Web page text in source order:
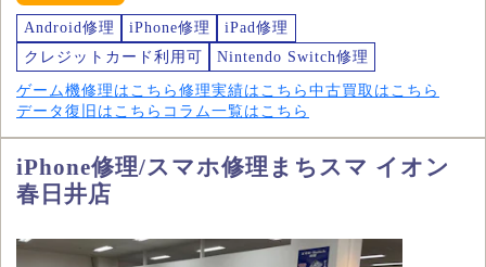
Android修理 iPhone修理
iPad修理
クレジットカード利用可
Nintendo Switch修理
ゲーム機修理はこちら 修理実績はこちら 中古買取はこちら
データ復旧はこちら コラム一覧はこちら
iPhone修理/スマホ修理まちスマ イオン
春日井店